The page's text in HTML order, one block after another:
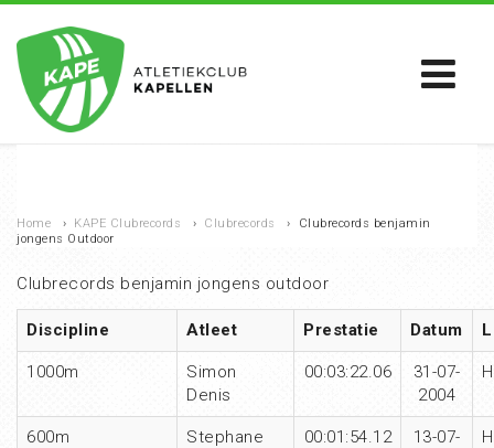
Home › KAPE Clubrecords › Clubrecords ›
Clubrecords benjamin
jongens Outdoor
Clubrecords benjamin jongens outdoor
Discipline Atleet Prestatie Datum
1000m
Simon
Denis
00:03:22.06
31-07-
2004
600m
Stephane
00:01:54.12
13-07-